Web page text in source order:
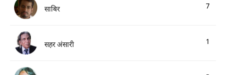
साबिर 7
सहर अंसारी 1